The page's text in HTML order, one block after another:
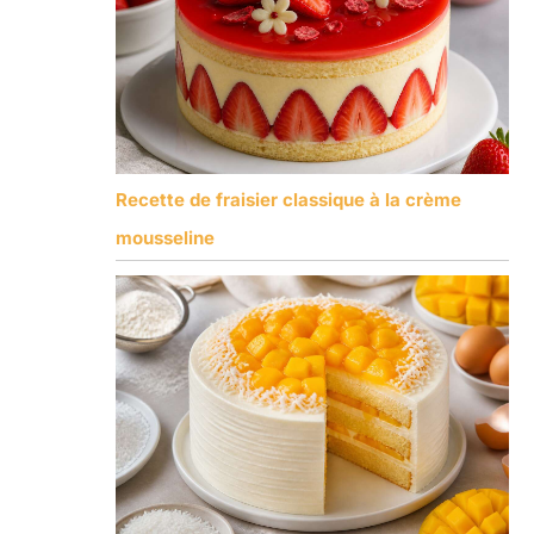
Recette de fraisier classique à la crème
mousseline